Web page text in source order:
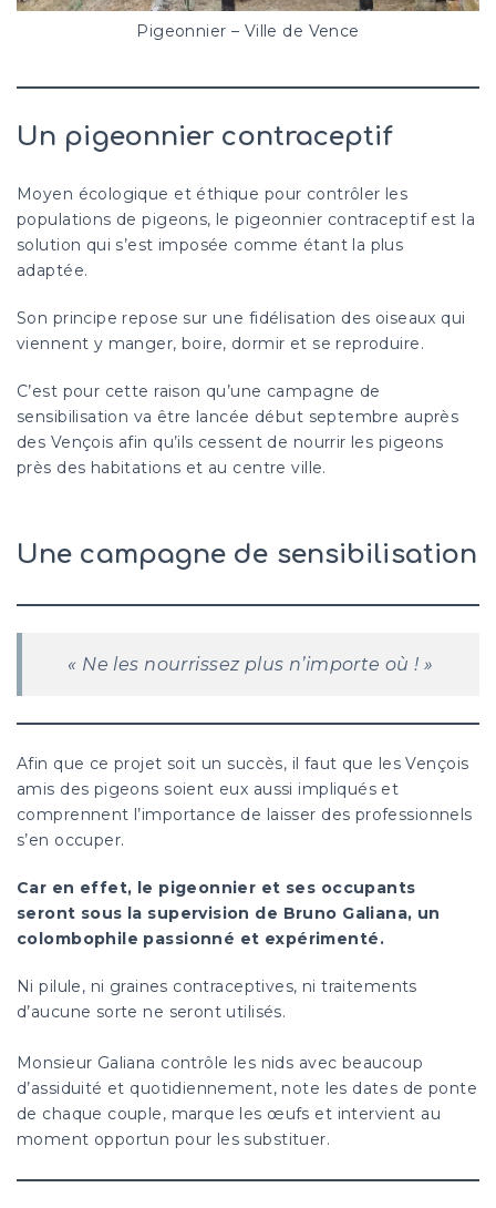
Pigeonnier – Ville de Vence
Un pigeonnier contraceptif
Moyen écologique et éthique pour contrôler les
populations de pigeons, le pigeonnier contraceptif est la
solution qui s’est imposée comme étant la plus
adaptée.
Son principe repose sur une fidélisation des oiseaux qui
viennent y manger, boire, dormir et se reproduire.
C’est pour cette raison qu’une campagne de
sensibilisation va être lancée début septembre auprès
des Vençois afin qu’ils cessent de nourrir les pigeons
près des habitations et au centre ville.
Une campagne de sensibilisation
« Ne les nourrissez plus n’importe où ! »
Afin que ce projet soit un succès, il faut que les Vençois
amis des pigeons soient eux aussi impliqués et
comprennent l’importance de laisser des professionnels
s’en occuper.
Car en effet, le pigeonnier et ses occupants
seront sous la supervision de Bruno Galiana, un
colombophile passionné et expérimenté.
Ni pilule, ni graines contraceptives, ni traitements
d’aucune sorte ne seront utilisés.
Monsieur Galiana contrôle les nids avec beaucoup
d’assiduité et quotidiennement, note les dates de ponte
de chaque couple, marque les œufs et intervient au
moment opportun pour les substituer.